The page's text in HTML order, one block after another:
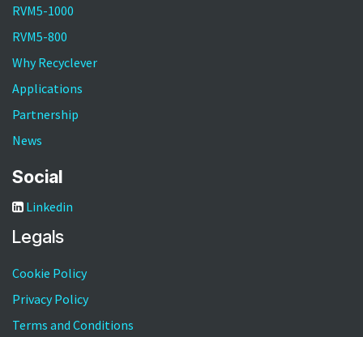
RVM5-1000
RVM5-800
Why Recyclever
Applications
Partnership
News
Social
Linkedin
Legals
Cookie Policy
Privacy Policy
Terms and Conditions